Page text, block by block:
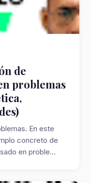
de
problemas
En este
concreto de
en proble...